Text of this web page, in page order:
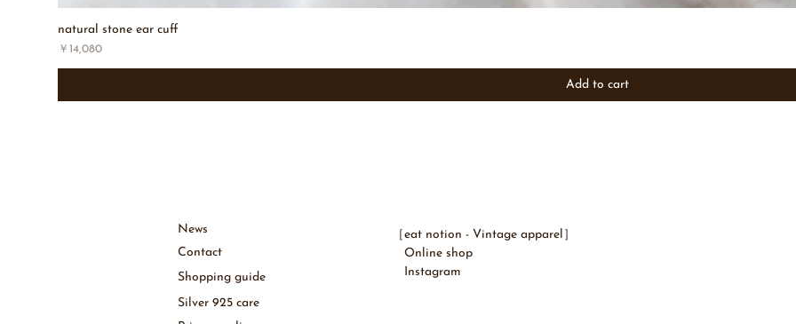
natural stone ear cuff
価格
￥14,080
Add to cart
News
Contact
Shopping guide
［eat notion - ​Vintage apparel］
Online shop
Instagram
Silver 925 care